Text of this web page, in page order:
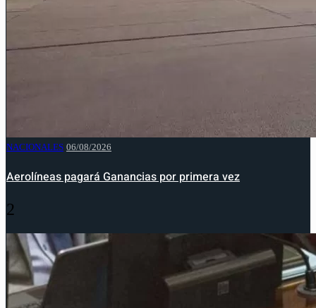
NACIONALES 06/08/2026
Aerolíneas pagará Ganancias por primera vez
2